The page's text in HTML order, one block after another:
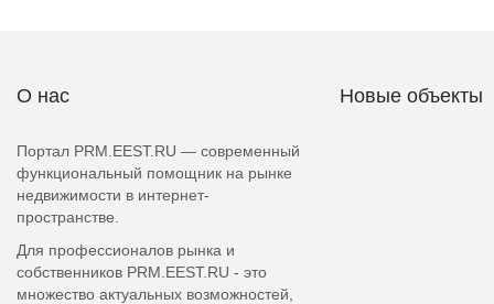
О нас
Портал PRM.EEST.RU — современный
функциональный помощник на рынке
недвижимости в интернет-
пространстве.
Для профессионалов рынка и
собственников PRM.EEST.RU - это
множество актуальных возможностей,
Новые объекты